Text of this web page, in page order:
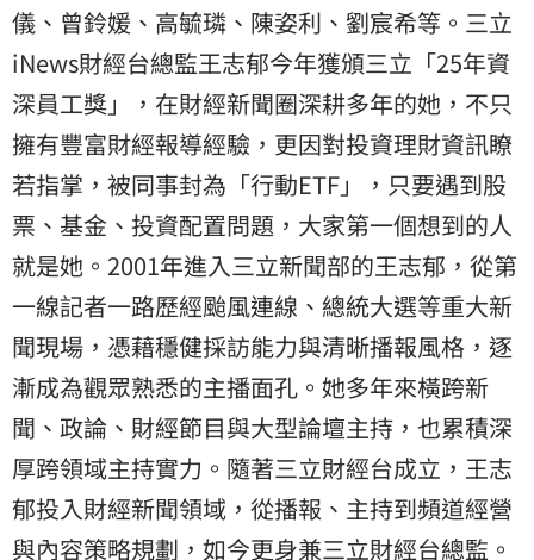
儀 、曾鈴媛、高毓璘、陳姿利、劉宸希等。三立
iNews財經台總監王志郁今年獲頒三立「25年資
深員工獎」，在財經新聞圈深耕多年的她，不只
擁有豐富財經報導經驗，更因對投資理財資訊瞭
若指掌，被同事封為「行動ETF」，只要遇到股
票 、基金、投資配置問題，大家第一個想到的人
就是她。2001年進入三立新聞部的王志郁，從第
一線記者一路歷經颱風連線、總統大選等重大新
聞現場，憑藉穩健採訪能力與清晰播報風格，逐
漸成為觀眾熟悉的主播面孔。她多年來橫跨新
聞、政論、財經節目與大型論壇主持，也累積深
厚跨領域主持實力。隨著三立財經台成立，王志
郁投入財經新聞領域，從播報、主持到頻道經營
與內容策略規劃，如今更身兼三立財經台總監。